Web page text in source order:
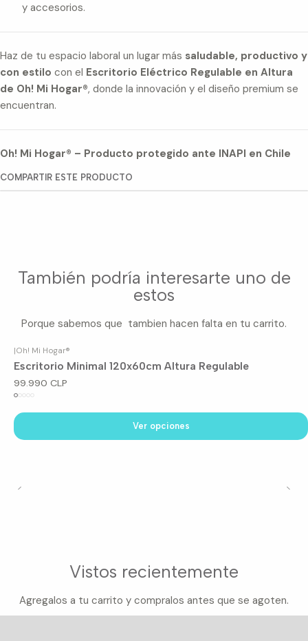
y accesorios.
Haz de tu espacio laboral un lugar más saludable, productivo y
con estilo con el Escritorio Eléctrico Regulable en Altura
de Oh! Mi Hogar®, donde la innovación y el diseño premium se
encuentran.
Oh! Mi Hogar® – Producto protegido ante INAPI en Chile
COMPARTIR ESTE PRODUCTO
También podría interesarte uno de
estos
Porque sabemos que tambien hacen falta en tu carrito.
|Oh! Mi Hogar®
Escritorio Minimal 120x60cm Altura Regulable
99.990 CLP
Ver opciones
Vistos recientemente
Agregalos a tu carrito y compralos antes que se agoten.